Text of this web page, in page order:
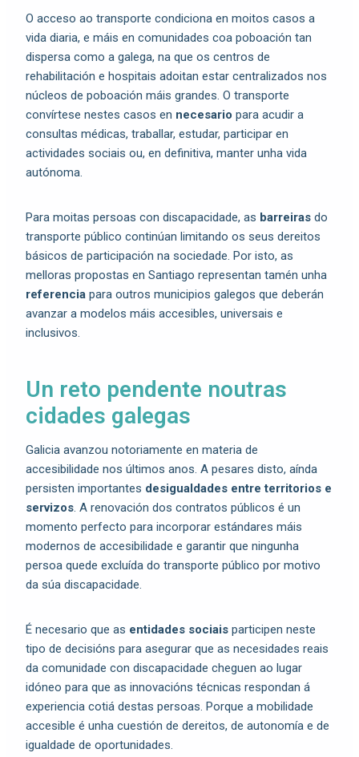
O acceso ao transporte condiciona en moitos casos a
vida diaria, e máis en comunidades coa poboación tan
dispersa como a galega, na que os centros de
rehabilitación e hospitais adoitan estar centralizados nos
núcleos de poboación máis grandes. O transporte
convírtese nestes casos en necesario para acudir a
consultas médicas, traballar, estudar, participar en
actividades sociais ou, en definitiva, manter unha vida
autónoma.
Para moitas persoas con discapacidade, as barreiras do
transporte público continúan limitando os seus dereitos
básicos de participación na sociedade. Por isto, as
melloras propostas en Santiago representan tamén unha
referencia para outros municipios galegos que deberán
avanzar a modelos máis accesibles, universais e
inclusivos.
Un reto pendente noutras
cidades galegas
Galicia avanzou notoriamente en materia de
accesibilidade nos últimos anos. A pesares disto, aínda
persisten importantes desigualdades entre territorios e
servizos. A renovación dos contratos públicos é un
momento perfecto para incorporar estándares máis
modernos de accesibilidade e garantir que ningunha
persoa quede excluída do transporte público por motivo
da súa discapacidade.
É necesario que as entidades sociais participen neste
tipo de decisións para asegurar que as necesidades reais
da comunidade con discapacidade cheguen ao lugar
idóneo para que as innovacións técnicas respondan á
experiencia cotiá destas persoas. Porque a mobilidade
accesible é unha cuestión de dereitos, de autonomía e de
igualdade de oportunidades.